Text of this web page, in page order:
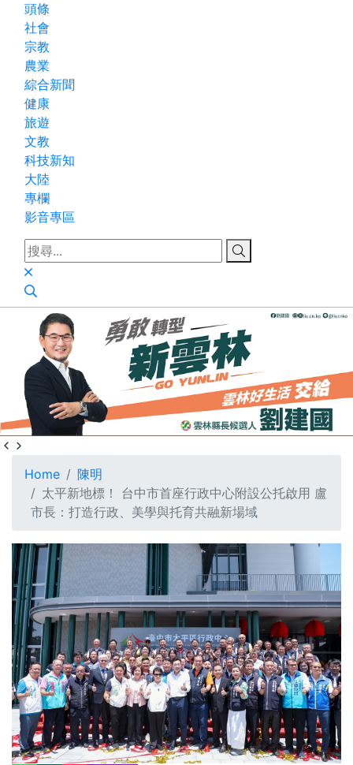
頭條
社會
宗教
農業
綜合新聞
健康
旅遊
文教
科技新知
大陸
專欄
影音專區
Home
陳明
太平新地標！ 台中市首座行政中心附設公托啟用 盧
市長：打造行政、美學與托育共融新場域